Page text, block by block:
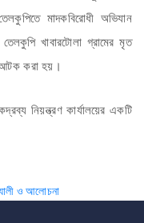
মাদকবিরোধী অভিযান
খাবারটোলা গ্রামের মৃত
আটক করা হয়।
নিয়ন্ত্রণ কার্যালয়ের একটি
ও আলোচনা